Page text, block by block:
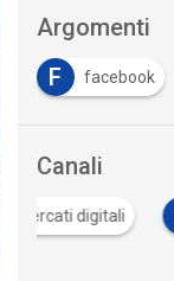
Argomenti
F facebook
Canali
Mercati digitali